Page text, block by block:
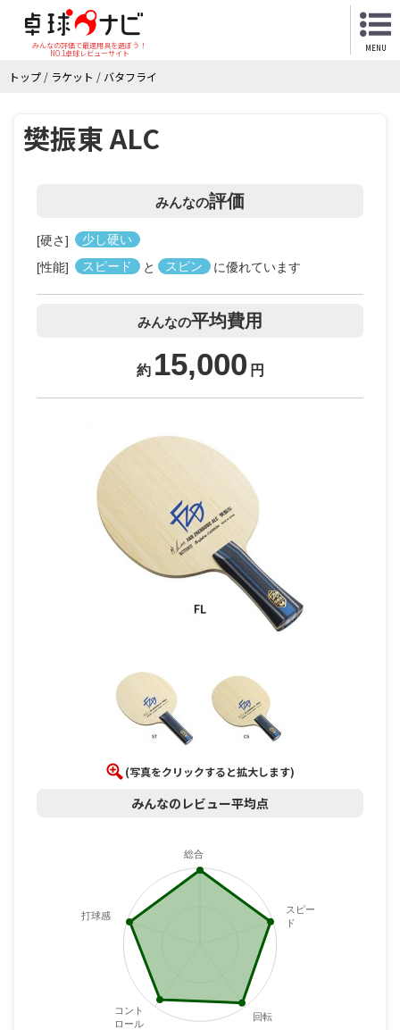
みんなの評価で最適用具を選ぼう！
NO.1卓球レビューサイト
MENU
トップ / ラケット / バタフライ
樊振東 ALC
みんなの評価
[硬さ]
少し硬い
[性能]
スピード と スピン に優れています
みんなの平均費用
約 15,000 円
(写真をクリックすると拡大します)
みんなのレビュー平均点
総合
スピー
ド
回転
コント
ロール
打球感